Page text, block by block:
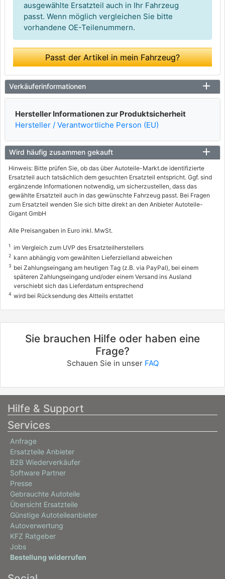
ausgewählte Ersatzteil auch in Ihr Fahrzeug
passt. Wenn möglich vergleichen Sie bitte
vorhandene OE-Teilenummern.
Passt der Artikel in mein Fahrzeug?
Verkäuferinformationen
Hersteller Informationen zur Produktsicherheit
Hersteller / Verantwortliche Person (EU)
Wird häufig zusammen gekauft
Hinweis: Bitte prüfen Sie, ob das über Autoteile-Markt.de identifizierte
Ersatzteil auch tatsächlich dem gesuchten Ersatzteil entspricht. Ggf. sind
ergänzende Informationen notwendig, um sicherzustellen, dass das
gewählte Ersatzteil auch in das gewünschte Fahrzeug passt. Bei Fragen
zum Ersatzteil wenden Sie sich bitte direkt an den Anbieter Autoteile-
Gigant GmbH
Alle Preisangaben in Euro inkl. MwSt.
1 im Vergleich zum UVP des Ersatzteilherstellers
2 kann abhängig vom gewählten Lieferzielland abweichen
3 bei Zahlungseingang am heutigen Tag (z.B. via PayPal), bei einem
späteren Zahlungseingang und/oder einem Versand ins Ausland
verschiebt sich das Lieferdatum entsprechend
4 wird bei Rücksendung des Altteils erstattet
Sie brauchen Hilfe oder haben eine
Frage?
Schauen Sie in unser FAQ
Hilfe & Support
Services
Anfrage
Ersatzteile Anbieter
B2B Wiederverkäufer
Software Partner
Presse
Gebrauchte Autoteile
Übersicht Ersatzteile
Günstige Autoteileanbieter
Autoverwertung
KFZ Ratgeber
Jobs
Bestellung widerrufen